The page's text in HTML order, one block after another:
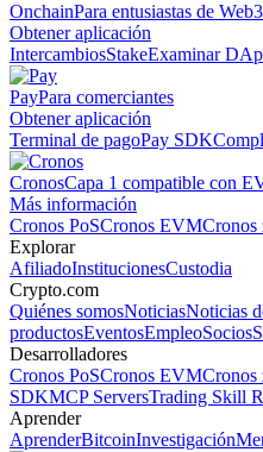
OnchainPara entusiastas de Web3
Obtener aplicación
IntercambiosStakeExaminar
PayPara comerciantes
Obtener aplicación
Terminal de pagoPay SDK
CronosCapa 1 compatible con
Más información
Cronos PoSCronos EVM
Explorar
AfiliadoInstitucionesCustodia
Crypto.com
Quiénes somosNoticiasNoticias
productosEventosEmpleoSocios
Desarrolladores
Cronos PoSCronos EVM
SDKMCP ServersTrading Skill
Aprender
AprenderBitcoinInvestigación